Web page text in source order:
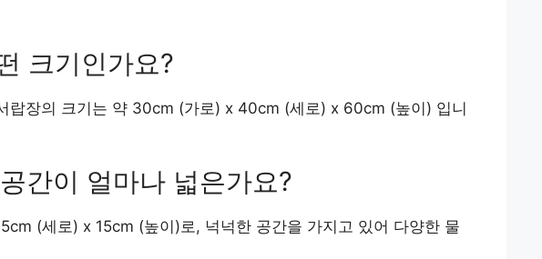
크기인가요?
랍장의 크기는 약 30cm (가로) x 40cm (세로) x 60cm (높이) 입니
간이 얼마나 넓은가요?
(세로) x 15cm (높이)로, 넉넉한 공간을 가지고 있어 다양한 물